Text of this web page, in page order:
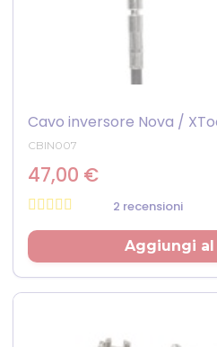
Cavo inversore Nova /
CBIN007
47,00 €
2 recensioni
Prezzo
Aggiungi